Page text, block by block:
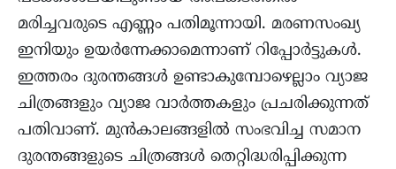
മരിച്ചവരുടെ എണ്ണം പതിമൂന്നായി. മരണസംഖ്യ
ഇനിയും ഉയർന്നേക്കാമെന്നാണ് റിപ്പോർട്ടുകൾ.
ഇത്തരം ദുരന്തങ്ങൾ ഉണ്ടാകുമ്പോഴെല്ലാം വ്യാജ
ചിത്രങ്ങളും വ്യാജ വാർത്തകളും പ്രചരിക്കുന്നത്
പതിവാണ്. മുൻകാലങ്ങളിൽ സംഭവിച്ച സമാന
ദുരന്തങ്ങളുടെ ചിത്രങ്ങൾ തെറ്റിദ്ധരിപ്പിക്കുന്ന